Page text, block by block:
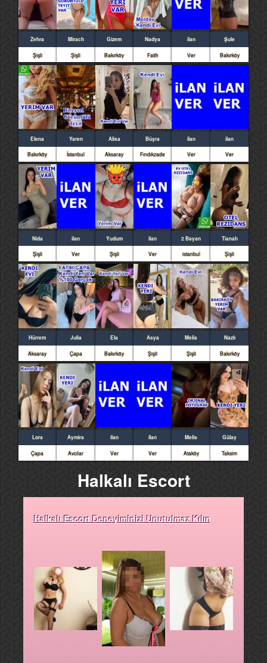
Zehra
Şişli
Mirach
Şişli
Gizem
Bakırköy
Nadya
Fatih
ilan
Ver
Şule
Bakırköy
Elena
Bakırköy
Yaren
İstanbul
Alisa
Aksaray
Büşra
Fındıkzade
ilan
Ver
ilan
Ver
Nida
Şişli
ilan
Ver
Yudum
Şişli
ilan
Ver
2 Bayan
istanbul
Tianah
Şişli
Hürrem
Aksaray
Julia
Çapa
Ela
Bakırköy
Asya
Şişli
Melis
Şişli
Nazlı
Bakırköy
Lora
Çapa
Aymira
Avcılar
ilan
Ver
ilan
Ver
Melis
Ataköy
Gülay
Taksim
Halkalı Escort
Halkalı Escort Deneyiminizi Unutulmaz Kılın